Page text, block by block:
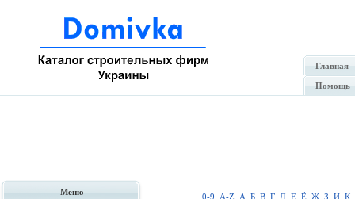
Главная
Помощь
Меню 0-9 A-Z А Б В Г Д Е Ё Ж З И К